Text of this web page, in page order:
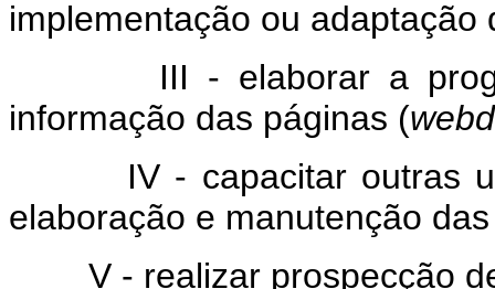
implementação ou
III - elaborar a
informação das páginas (
IV - capacitar outras
elaboração e manutenção
V - realizar prospecção de